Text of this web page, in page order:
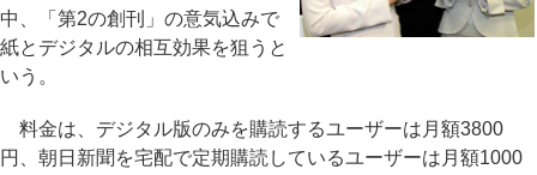
中、「第2の創刊」の意気込みで
紙とデジタルの相互効果を狙うと
いう。
料金は、デジタル版のみを購読するユーザーは月額3800
円、朝日新聞を宅配で定期購読しているユーザーは月額1000